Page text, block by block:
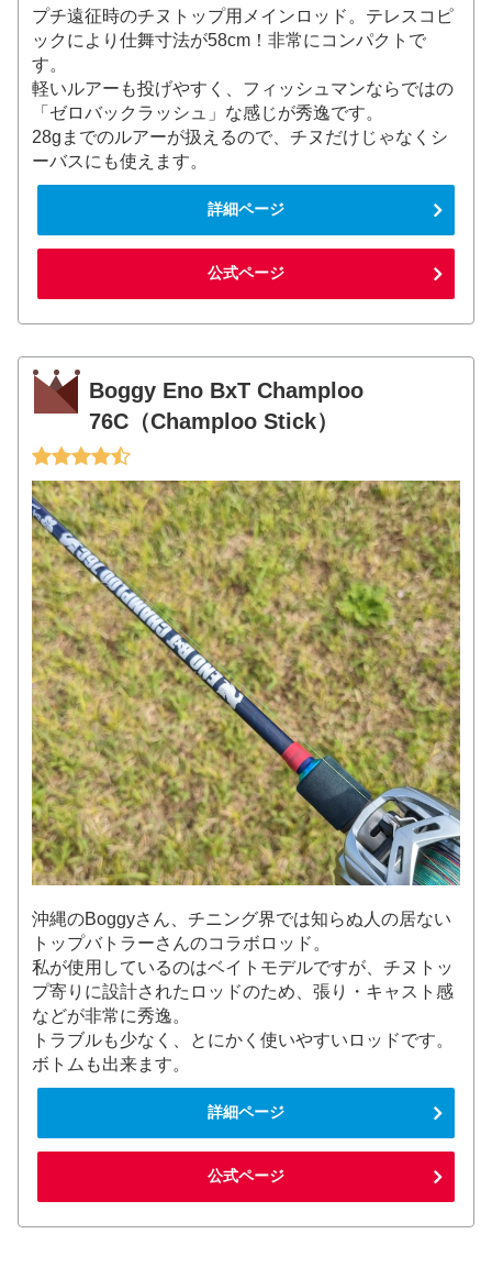
プチ遠征時のチヌトップ用メインロッド。テレスコピ
ックにより仕舞寸法が58cm！非常にコンパクトで
す。
軽いルアーも投げやすく、フィッシュマンならではの
「ゼロバックラッシュ」な感じが秀逸です。
28gまでのルアーが扱えるので、チヌだけじゃなくシ
ーバスにも使えます。
詳細ページ
公式ページ
Boggy Eno BxT Champloo
76C（Champloo Stick）
沖縄のBoggyさん、チニング界では知らぬ人の居ない
トップバトラーさんのコラボロッド。
私が使用しているのはベイトモデルですが、チヌトッ
プ寄りに設計されたロッドのため、張り・キャスト感
などが非常に秀逸。
トラブルも少なく、とにかく使いやすいロッドです。
ボトムも出来ます。
詳細ページ
公式ページ